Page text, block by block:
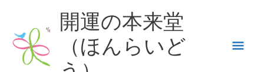
開運の本来堂
（ほんらいど
メ